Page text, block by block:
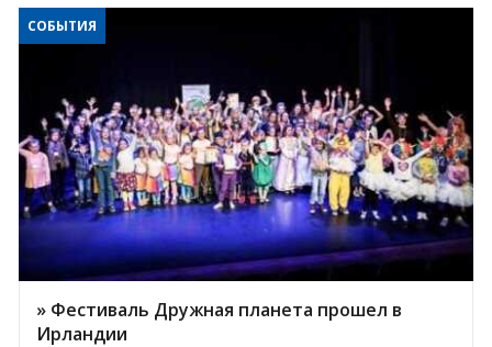
СОБЫТИЯ
» Фестиваль Дружная планета прошел в
Ирландии